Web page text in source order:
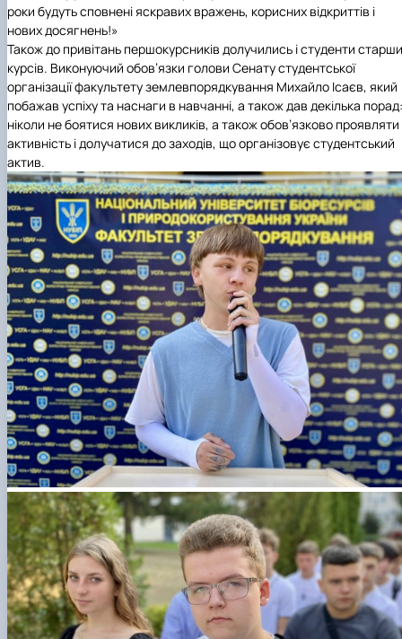
роки будуть сповнені яскравих вражень, корисних відкриттів і
нових досягнень!»
Також до привітань першокурсників долучились і студенти
курсів. Виконуючий обов’язки голови Сенату студентської
організації факультету землевпорядкування Михайло Ісаєв, який
побажав успіху та наснаги в навчанні, а також дав декілька порад:
ніколи не боятися нових викликів, а також обов’язково проявляти
активність і долучатися до заходів, що організовує студентський
актив.